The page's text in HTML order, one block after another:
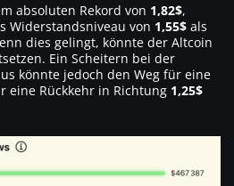
absoluten Rekord von 1,82$,
Widerstandsniveau von 1,55$ als
dies gelingt, könnte der Altcoin
Ein Scheitern bei der
könnte jedoch den Weg für eine
eine Rückkehr in Richtung 1,25$